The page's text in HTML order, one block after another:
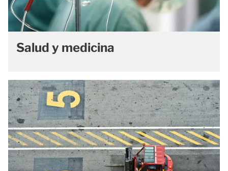
Salud y medicina